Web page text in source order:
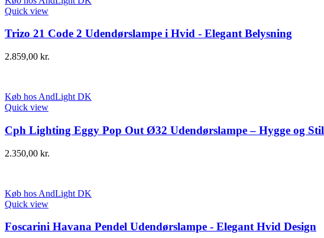
Quick view
Trizo 21 Code 2 Udendørslampe i Hvid - Elegant Belysning
2.859,00 kr.
Køb hos AndLight DK
Quick view
Cph Lighting Eggy Pop Out Ø32 Udendørslampe – Hygge og Stil
2.350,00 kr.
Køb hos AndLight DK
Quick view
Foscarini Havana Pendel Udendørslampe - Elegant Hvid Design